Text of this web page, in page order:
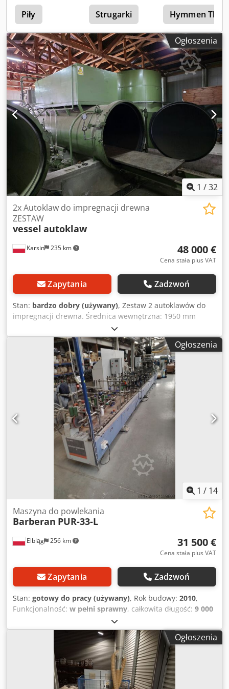
Piły Strugarki Hymmen Tla
Ogłoszenia
1 /32
Karsin 235 km
2x Autoklaw do impregnacji drewna
ZESTAW
vessel autoklaw
48 000 €
Cena stała plus VAT
Zapytania Zadzwoń
Stan: bardzo dobry (używany), Zestaw 2 autoklawów do
impregnacji drewna. Średnica wewnętrzna: 1950 mm
Dodow S N Awjpfx Am Askr Długość całkowita: 13500 mm +
3 zbiorniki na impregnat
Ogłoszenia
1 / 14
Elbląg 256 km
Maszyna do powlekania
Barberan PUR-33-L
31 500 €
Cena stała plus VAT
Zapytania Zadzwoń
Stan: gotowy do pracy (używany), Rok budowy: 2010,
Funkcjonalność: w pełni sprawny, całkowita długość: 9 000
120 mm
profili BARBERAN PUR-33-L (rok 2010) – maszyna do
oklejania elementów folią dekoracyjną z użyciem kleju PUR
hot-melt (klejenie na gorąco). Maszyna w wersji z 1
podajnikiem folii, automatycznym sterowaniem oraz
dołożonym systemem korony antystatycznej (redukcja
ładunków elektrostatycznych – poprawia stabilność pracy
Ogłoszenia